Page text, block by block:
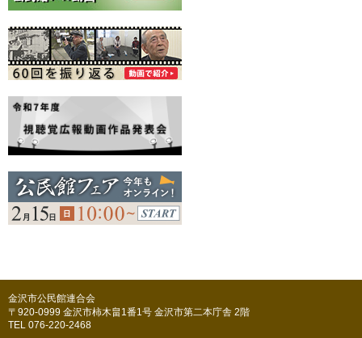
金沢市公民館連合会
〒920-0999 金沢市柿木畠1番1号 金沢市第二本庁舎 2階
TEL 076-220-2468